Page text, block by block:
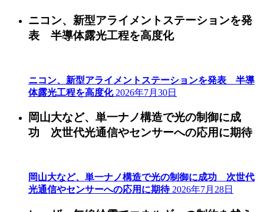
ニコン、新型アライメントステーションを発
表 半導体露光工程を高度化
ニコン、新型アライメントステーションを発表 半導
体露光工程を高度化 2026年7月30日
岡山大など、単一ナノ構造で光の制御に成
功 次世代光通信やセンサーへの応用に期待
岡山大など、単一ナノ構造で光の制御に成功 次世代
光通信やセンサーへの応用に期待 2026年7月28日